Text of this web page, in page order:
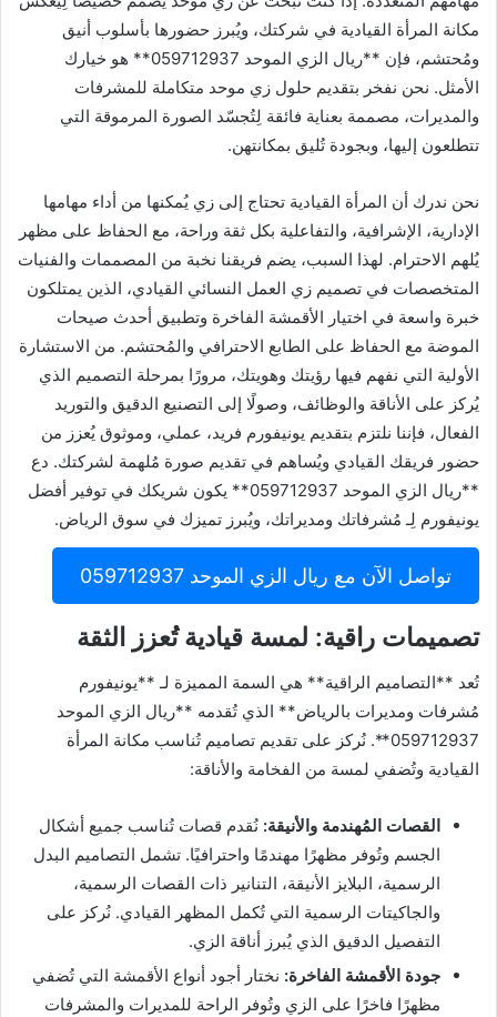
مكانة المرأة القيادية في شركتك، ويُبرز حضورها بأسلوب أنيق
ومُحتشم، فإن **ريال الزي الموحد 059712937** هو خيارك
الأمثل. نحن نفخر بتقديم حلول زي موحد متكاملة للمشرفات
والمديرات، مصممة بعناية فائقة لِتُجسّد الصورة المرموقة التي
تتطلعون إليها، وبجودة تُليق بمكانتهن.
نحن ندرك أن المرأة القيادية تحتاج إلى زي يُمكنها من أداء مهامها
الإدارية، الإشرافية، والتفاعلية بكل ثقة وراحة، مع الحفاظ على مظهر
يُلهم الاحترام. لهذا السبب، يضم فريقنا نخبة من المصممات والفنيات
المتخصصات في تصميم زي العمل النسائي القيادي، الذين يمتلكون
خبرة واسعة في اختيار الأقمشة الفاخرة وتطبيق أحدث صيحات
الموضة مع الحفاظ على الطابع الاحترافي والمُحتشم. من الاستشارة
الأولية التي نفهم فيها رؤيتك وهويتك، مرورًا بمرحلة التصميم الذي
يُركز على الأناقة والوظائف، وصولًا إلى التصنيع الدقيق والتوريد
الفعال، فإننا نلتزم بتقديم يونيفورم فريد، عملي، وموثوق يُعزز من
حضور فريقك القيادي ويُساهم في تقديم صورة مُلهمة لشركتك. دع
**ريال الزي الموحد 059712937** يكون شريكك في توفير أفضل
يونيفورم لِـ مُشرفاتك ومديراتك، ويُبرز تميزك في سوق الرياض.
تواصل الآن مع ريال الزي الموحد 059712937
تصميمات راقية: لمسة قيادية تُعزز الثقة
تُعد **التصاميم الراقية** هي السمة المميزة لـ **يونيفورم
مُشرفات ومديرات بالرياض** الذي تُقدمه **ريال الزي الموحد
059712937**. نُركز على تقديم تصاميم تُناسب مكانة المرأة
القيادية وتُضفي لمسة من الفخامة والأناقة:
القصات المُهندمة والأنيقة: نُقدم قصات تُناسب جميع أشكال
الجسم وتُوفر مظهرًا مهندمًا واحترافيًا. تشمل التصاميم البدل
الرسمية، البلايز الأنيقة، التنانير ذات القصات الرسمية،
والجاكيتات الرسمية التي تُكمل المظهر القيادي. نُركز على
التفصيل الدقيق الذي يُبرز أناقة الزي.
جودة الأقمشة الفاخرة: نختار أجود أنواع الأقمشة التي تُضفي
مظهرًا فاخرًا على الزي وتُوفر الراحة للمديرات والمشرفات